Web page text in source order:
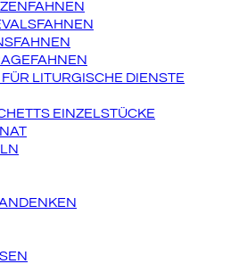
LITURGISCHE DIENSTE
EINZELSTÜCKE